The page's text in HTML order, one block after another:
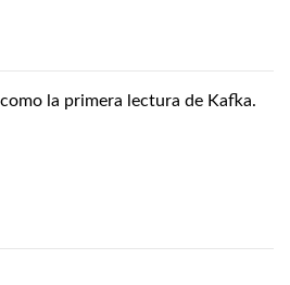
la primera lectura de Kafka.